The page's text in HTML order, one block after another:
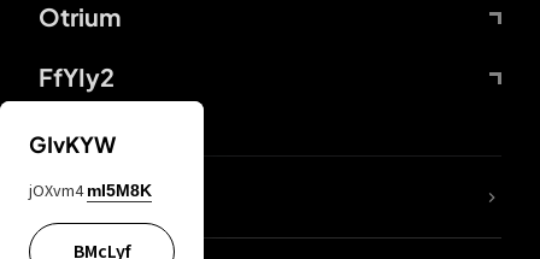
Otrium
FfYIy2
DDcvSo
GIvKYW
jOXvm4 mI5M8K
BMcLyf